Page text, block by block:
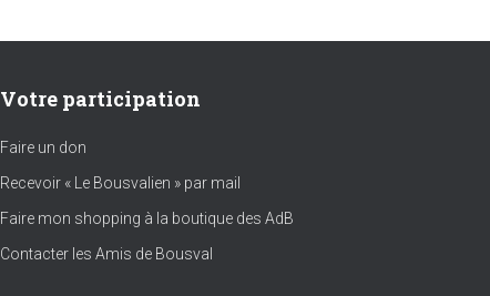
Votre participation
Faire un don
Recevoir « Le Bousvalien » par mail
Faire mon shopping à la boutique des AdB
Contacter les Amis de Bousval